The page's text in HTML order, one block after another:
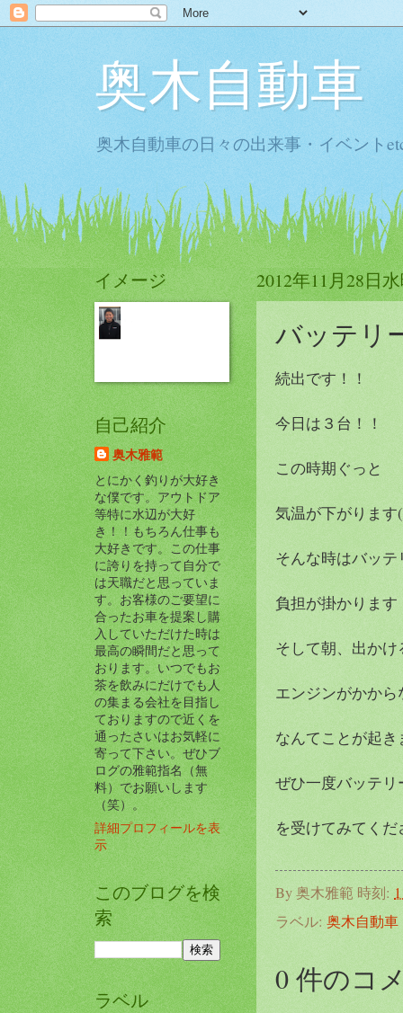
奥木自動車
奥木自動車の日々の出来事・イベント
2012年11月28日
バッテリ
続出です！！
今日は３台！！
この時期ぐっと
気温が下がります
そんな時はバッテ
負担が掛かります
そして朝、出かけ
エンジンがかから
なんてことが起
ぜひ一度バッテリ
を受けてみてく
By奥木雅範 時刻:
ラベル: 奥木自動車
0 件のコ
イメージ
自己紹介
奥木雅範
とにかく釣りが大好き
な僕です。アウトドア
等特に水辺が大好
き！！もちろん仕事も
大好きです。この仕事
に誇りを持って自分で
は天職だと思っていま
す。お客様のご要望に
合ったお車を提案し購
入していただけた時は
最高の瞬間だと思って
おります。いつでもお
茶を飲みにだけでも人
の集まる会社を目指し
ておりますので近くを
通ったさいはお気軽に
寄って下さい。ぜひブ
ログの雅範指名（無
料）でお願いします
（笑）。
詳細プロフィールを表
示
このブログを検
索
ラベル